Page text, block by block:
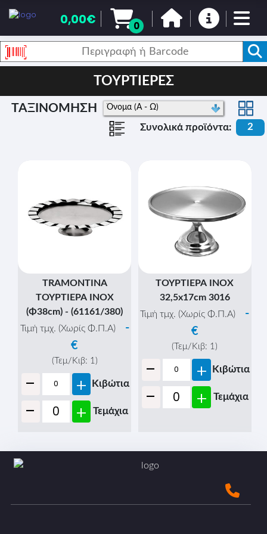
0,00€ 0
ΤΟΥΡΤΙΕΡΕΣ
ΤΑΞΙΝΟΜΗΣΗ
Συνολικά προϊόντα: 2
TRAMONTINA
ΤΟΥΡΤΙΕΡΑ INOX
(Φ38cm) - (61161/380)
Τιμή τμχ. (Χωρίς Φ.Π.Α)
-
€
(Τεμ/Κιβ: 1 )
- + Κιβώτια
- + Τεμάχια
ΤΟΥΡΤΙΕΡΑ ΙΝΟΧ
32,5x17cm 3016
Τιμή τμχ. (Χωρίς Φ.Π.Α)
-
€
(Τεμ/Κιβ: 1)
- + Κιβώτια
- + Τεμάχια